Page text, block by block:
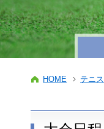
HOME テニス